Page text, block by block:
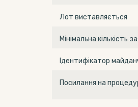
Лот виставляється
Мінімальна кількість
Ідентифікатор
Посилання на